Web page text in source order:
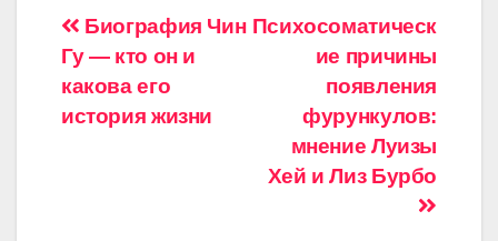
Навигация
по
записям
Психосоматическ
ие причины
появления
фурункулов:
мнение Луизы
Хей и Лиз Бурбо
Биография Чин
Гу — кто он и
какова его
история жизни